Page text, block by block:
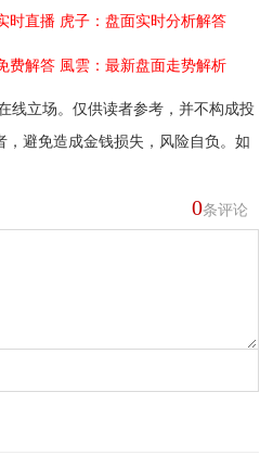
时直播 虎子：盘面实时分析解答
费解答 風雲：最新盘面走势解析
线立场。仅供读者参考，并不构成投
避免造成金钱损失，风险自负。如
0条评论